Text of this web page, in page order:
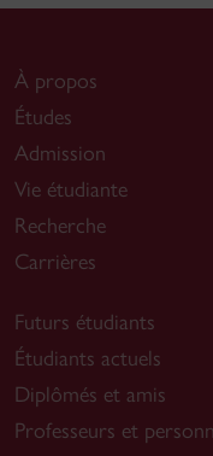
À propos
Études
Admission
Vie étudiante
Recherche
Carrières
Futurs étudiants
Étudiants actuels
Diplômés et amis
Professeurs et